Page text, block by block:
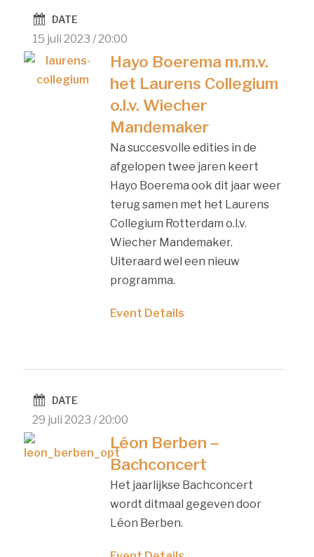
DATE
15 juli 2023 / 20:00
Hayo Boerema m.m.v.
het Laurens Collegium
o.l.v. Wiecher
Mandemaker
Na succesvolle edities in de
afgelopen twee jaren keert
Hayo Boerema ook dit jaar weer
terug samen met het Laurens
Collegium Rotterdam o.l.v.
Wiecher Mandemaker.
Uiteraard wel een nieuw
programma.
Event Details
DATE
29 juli 2023 / 20:00
Léon Berben –
Bachconcert
Het jaarlijkse Bachconcert
wordt ditmaal gegeven door
Léon Berben.